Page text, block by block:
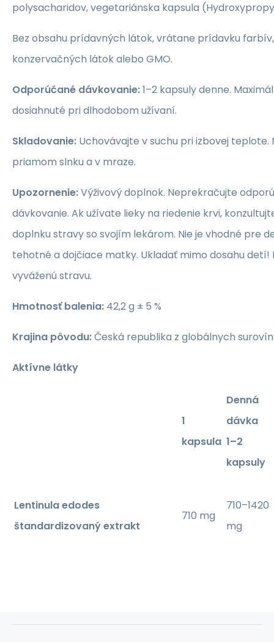
polysacharidov, vegetariánska kapsula
Bez obsahu prídavných látok, vrátane prídavku
konzervačných látok alebo GMO.
Odporúčané dávkovanie:1–2 kapsuly denne.
dosiahnuté pri dlhodobom užívaní.
Skladovanie: Uchovávajte v suchu pri izbovej teplote.
priamom slnku a v mraze.
Upozornenie:Výživový doplnok. Neprekračujte
dávkovanie. Ak užívate lieky na riedenie krvi,
doplnku stravy so svojím lekárom. Nie je vhodné pre
tehotné a dojčiace matky. Ukladať mimo dosahu detí!
vyváženú stravu.
Hmotnosť balenia: 42,2 g ± 5 %
Krajina pôvodu:Česká republika z globálnych surovín
Aktívne látky
1
kapsula
Denná
dávka
1–2
kapsuly
Lentinula edodes
štandardizovaný extrakt
710 mg
710–1420
mg